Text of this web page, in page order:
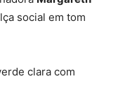
social em tom
clara com